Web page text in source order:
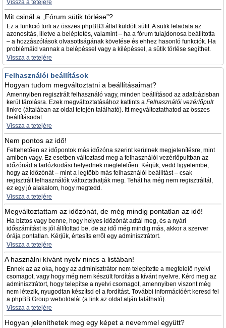
Vissza a tetejére
Mit csinál a „Fórum sütik törlése”?
Ez a funkció törli az összes phpBB3 által küldött sütit. A sütik feladata az
azonosítás, illetve a beléptetés, valamint – ha a fórum tulajdonosa beállította
– a hozzászólások olvasottságának követése és ehhez hasonló funkciók. Ha
problémáid vannak a belépéssel vagy a kilépéssel, a sütik törlése segíthet.
Vissza a tetejére
Felhasználói beállítások
Hogyan tudom megváltoztatni a beállításaimat?
Amennyiben regisztrált felhasználó vagy, minden beállításod az adatbázisban
kerül tárolásra. Ezek megváltoztatásához kattints a Felhasználói vezérlőpult
linkre (általában az oldal tetején található). Itt megváltoztathatod az összes
beállításodat.
Vissza a tetejére
Nem pontos az idő!
Feltehetően az időpontok más időzóna szerint kerülnek megjelenítésre, mint
amiben vagy. Ez esetben változtasd meg a felhasználói vezérlőpultban az
időzónád a tartózkodási helyednek megfelelően. Kérjük, vedd figyelembe,
hogy az időzónát – mint a legtöbb más felhasználói beállítást – csak
regisztrált felhasználók változtathatják meg. Tehát ha még nem regisztráltál,
ez egy jó alakalom, hogy megtedd.
Vissza a tetejére
Megváltoztattam az időzónát, de még mindig pontatlan az idő!
Ha biztos vagy benne, hogy helyes időzónát adtál meg, és a nyári
időszámítást is jól állítottad be, de az idő még mindig más, akkor a szerver
órája pontatlan. Kérjük, értesíts erről egy adminisztrátort.
Vissza a tetejére
A használni kívánt nyelv nincs a listában!
Ennek az az oka, hogy az adminisztrátor nem telepítette a megfelelő nyelvi
csomagot, vagy hogy még nem készült fordítás a kívánt nyelvre. Kérd meg az
adminisztrátort, hogy telepítse a nyelvi csomagot, amennyiben viszont még
nem létezik, nyugodtan készítsd el a fordítást. További információért keresd fel
a phpBB Group weboldalát (a link az oldal alján található).
Vissza a tetejére
Hogyan jeleníthetek meg egy képet a nevemmel együtt?